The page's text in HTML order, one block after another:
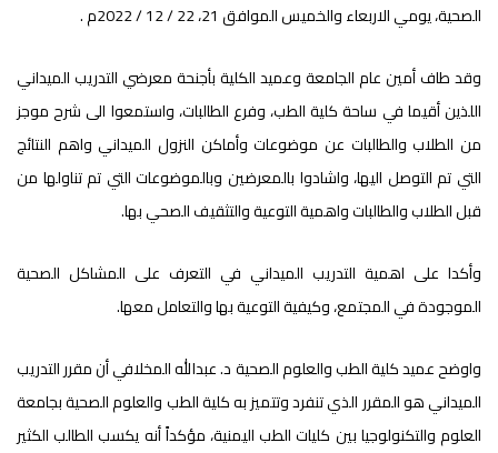
الصحية، يومي الاربعاء والخميس الموافق 21، 22 / 12 / 2022م .
وقد طاف أمين عام الجامعة وعميد الكلية بأجنحة معرضي التدريب الميداني
اللذين أقيما في ساحة كلية الطب، وفرع الطالبات، واستمعوا الى شرح موجز
من الطلاب والطالبات عن موضوعات وأماكن النزول الميداني واهم النتائج
التي تم التوصل اليها، واشادوا بالمعرضين وبالموضوعات التي تم تناولها من
قبل الطلاب والطالبات واهمية التوعية والتثقيف الصحي بها.
وأكدا على اهمية التدريب الميداني في التعرف على المشاكل الصحية
الموجودة في المجتمع، وكيفية التوعية بها والتعامل معها.
واوضح عميد كلية الطب والعلوم الصحية د. عبدالله المخلافي أن مقرر التدريب
الميداني هو المقرر الذي تنفرد وتتميز به كلية الطب والعلوم الصحية بجامعة
العلوم والتكنولوجيا بين كليات الطب اليمنية، مؤكداً أنه يكسب الطالب الكثير